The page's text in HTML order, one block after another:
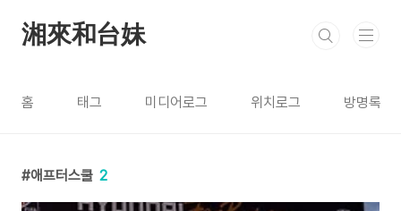
湘來和台妹
홈 태그 미디어로그 위치로그 방명록
애프터스쿨 2